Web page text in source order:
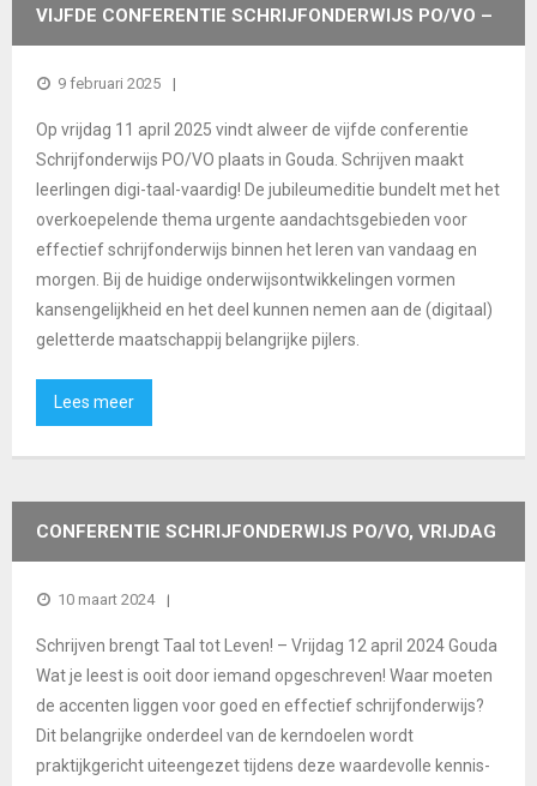
VIJFDE CONFERENTIE SCHRIJFONDERWIJS PO/VO –
11 APRIL 2025
9 februari 2025
Op vrijdag 11 april 2025 vindt alweer de vijfde conferentie
Schrijfonderwijs PO/VO plaats in Gouda. Schrijven maakt
leerlingen digi-taal-vaardig! De jubileumeditie bundelt met het
overkoepelende thema urgente aandachtsgebieden voor
effectief schrijfonderwijs binnen het leren van vandaag en
morgen. Bij de huidige onderwijsontwikkelingen vormen
kansengelijkheid en het deel kunnen nemen aan de (digitaal)
geletterde maatschappij belangrijke pijlers.
Lees meer
CONFERENTIE SCHRIJFONDERWIJS PO/VO, VRIJDAG
12 APRIL GOUDA
10 maart 2024
Schrijven brengt Taal tot Leven! – Vrijdag 12 april 2024 Gouda
Wat je leest is ooit door iemand opgeschreven! Waar moeten
de accenten liggen voor goed en effectief schrijfonderwijs?
Dit belangrijke onderdeel van de kerndoelen wordt
praktijkgericht uiteengezet tijdens deze waardevolle kennis-